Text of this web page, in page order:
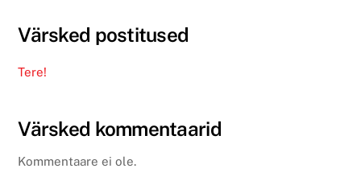
Värsked postitused
Tere!
Värsked kommentaarid
Kommentaare ei ole.